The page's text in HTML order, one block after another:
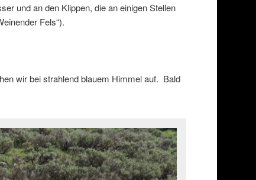
und an den Klippen, die an einigen Stellen
Fels“).
wir bei strahlend blauem Himmel auf. Bald